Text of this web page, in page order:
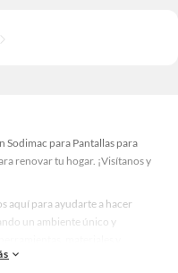
Sodimac para Pantallas para
renovar tu hogar. ¡Visítanos y
aquí para ayudarte a hacer
un ambiente único y
espacio más tú.